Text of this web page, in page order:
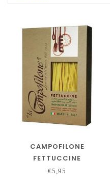
CAMPOFILONE
FETTUCCINE
€5,95